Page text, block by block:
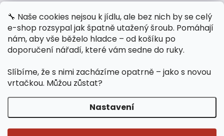
🔧 Naše cookies nejsou k jídlu, ale bez nich by se celý
e-shop rozsypal jak špatně utažený šroub. Pomáhají
nám, aby vše běželo hladce – od košíku po
doporučení nářadí, které vám sedne do ruky.
Slíbíme, že s nimi zacházíme opatrně – jako s novou
vrtačkou. Můžou zůstat?
Nastavení
Provozní doba
Po-Čt / 8:00 - 15:00
Polední přestávka /11:00 - 11:30
Copyright 2026Jipos.cz. Všechna práva vyhrazena.Upravit nastavení
cookies